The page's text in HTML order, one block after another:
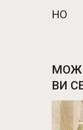
НО
ВИ